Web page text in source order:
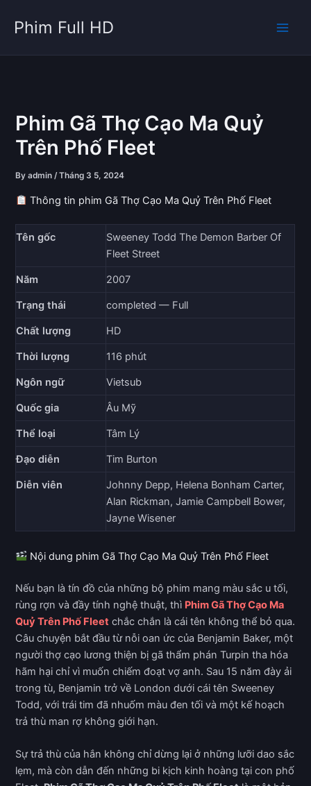
Phim Full HD
Phim Gã Thợ Cạo Ma Quỷ
Trên Phố Fleet
Byadmin/Tháng 3 5, 2024
Thông tin phim Gã Thợ Cạo Ma Quỷ Trên Phố Fleet
Tên gốc
Sweeney Todd The Demon Barber Of
Fleet Street
Năm 2007
Trạng thái completed — Full
Chất lượng HD
Thời lượng 116 phút
Ngôn ngữ Vietsub
Quốc gia Âu Mỹ
Thể loại Tâm Lý
Đạo diễn Tim Burton
Diễn viên
Johnny Depp, Helena Bonham Carter,
Alan Rickman, Jamie Campbell Bower,
Jayne Wisener
Nội dung phim Gã Thợ Cạo Ma Quỷ Trên Phố Fleet
Nếu bạn là tín đồ của những bộ phim mang màu sắc u tối,
rùng rợn và đầy tính nghệ thuật, thì Phim Gã Thợ Cạo Ma
Quỷ Trên Phố Fleet chắc chắn là cái tên không thể bỏ qua.
Câu chuyện bắt đầu từ nỗi oan ức của Benjamin Baker, một
người thợ cạo lương thiện bị gã thẩm phán Turpin tha hóa
hãm hại chỉ vì muốn chiếm đoạt vợ anh. Sau 15 năm đày ải
trong tù, Benjamin trở về London dưới cái tên Sweeney
Todd, với trái tim đã nhuốm màu đen tối và một kế hoạch
trả thù man rợ không giới hạn.
Sự trả thù của hắn không chỉ dừng lại ở những lưỡi dao sắc
lẹm, mà còn dẫn đến những bi kịch kinh hoàng tại con phố